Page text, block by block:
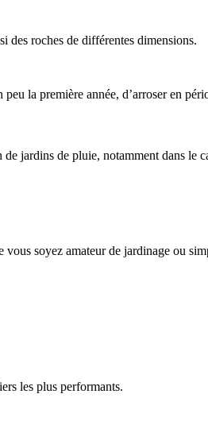
des roches de différentes dimensions.
la première année, d’arroser en
jardins de pluie, notamment dans
soyez amateur de jardinage ou
les plus performants.